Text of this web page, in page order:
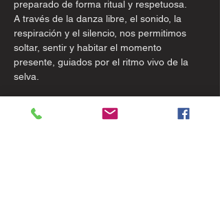
preparado de forma ritual y respetuosa.
A través de la danza libre, el sonido, la
respiración y el silencio, nos permitimos
soltar, sentir y habitar el momento
presente, guiados por el ritmo vivo de la
selva.
Show More